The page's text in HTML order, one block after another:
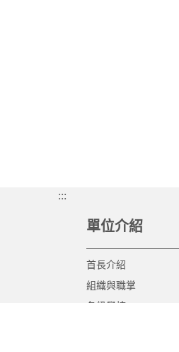
:::
單位介紹
首長介紹
組織與職掌
各級學校